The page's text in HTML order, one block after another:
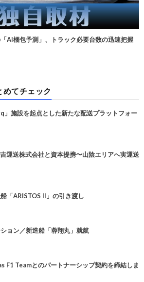
「AI梱包予測」、トラック必要台数の迅速把握
めてチェック
施設を起点とした新たな配送プラットフォー
運送株式会社と資本提携〜山陰エリアへ実運送
「ARISTOS II」の引き渡し
ョン／新造船「蓉翔丸」就航
F1 Teamとのパートナーシップ契約を締結しま